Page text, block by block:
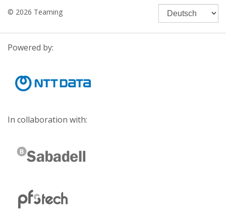
© 2026 Teaming
Powered by:
In collaboration with: